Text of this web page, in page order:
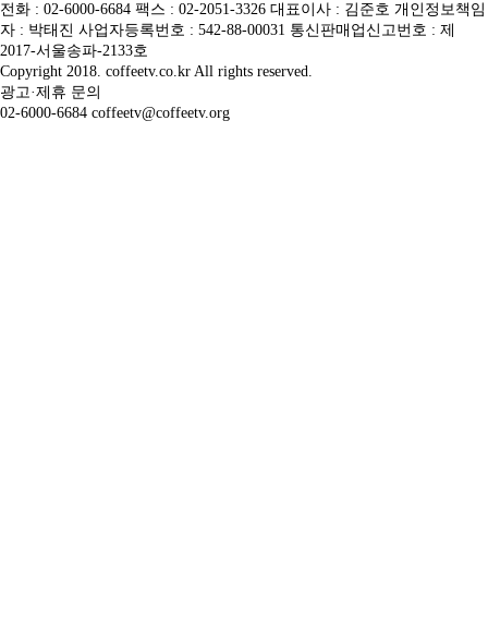
전화 : 02-6000-6684 팩스 : 02-2051-3326 대표이사 : 김준호 개인정보책임
자 : 박태진 사업자등록번호 : 542-88-00031 통신판매업신고번호 : 제
2017-서울송파-2133호
Copyright 2018. coffeetv.co.kr All rights reserved.
광고·제휴 문의
02-6000-6684 coffeetv@coffeetv.org